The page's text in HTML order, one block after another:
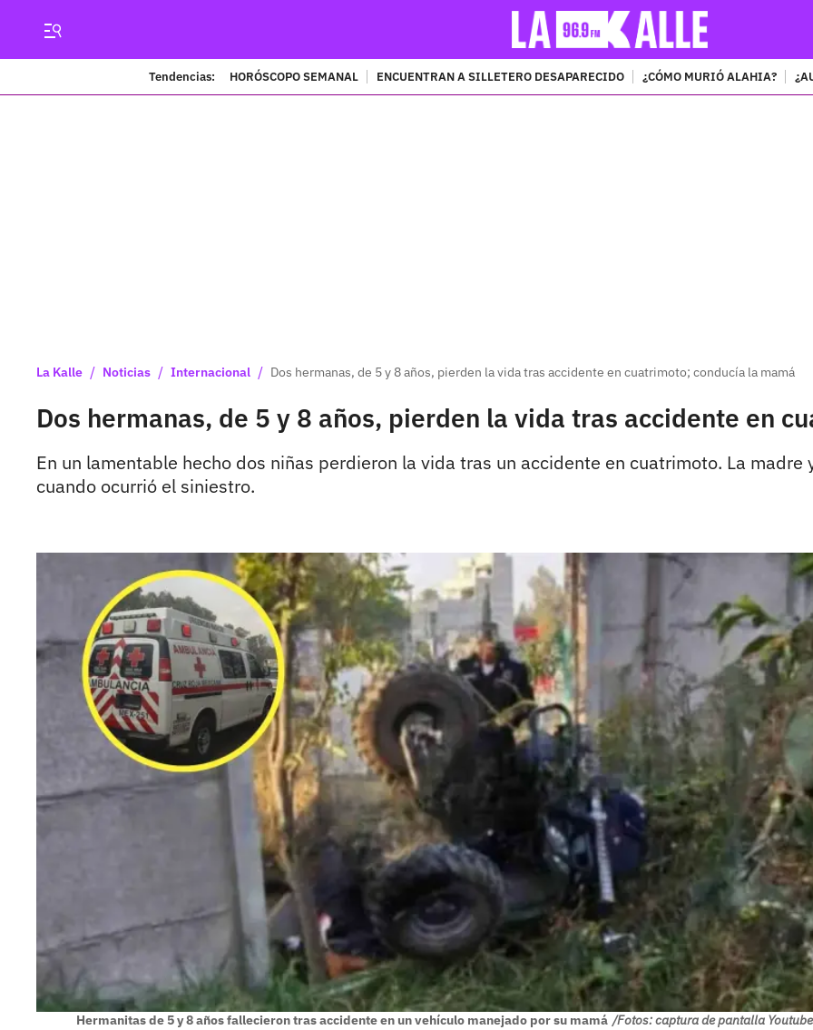
Tendencias: HORÓSCOPO SEMANAL ENCUENTRAN A SILLETERO DESAPARECIDO ¿CÓMO MURIÓ ALAHIA?
La Kalle / Noticias / Internacional / Dos hermanas, de 5 y 8 años, pierden la vida tras accidente en cuatrimoto; conducía la mamá
Dos hermanas, de 5 y 8 años, pierden la vida tras accidente en
En un lamentable hecho dos niñas perdieron la vida tras un accidente en cuatrimoto. La madre
cuando ocurrió el siniestro.
Hermanitas de 5 y 8 años fallecieron tras accidente en un vehículo manejado por su mamá /Fotos: captura de pantalla Youtube